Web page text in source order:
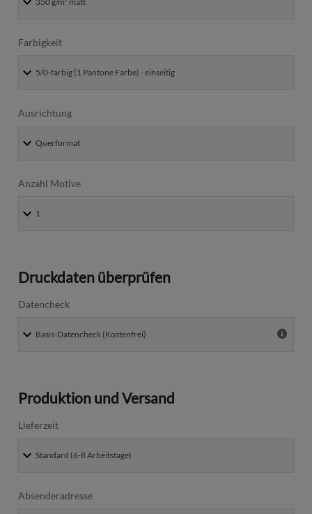
Farbigkeit
Ausrichtung
Anzahl Motive
Druckdaten überprüfen
Datencheck
Produktion und Versand
Lieferzeit
Absenderadresse